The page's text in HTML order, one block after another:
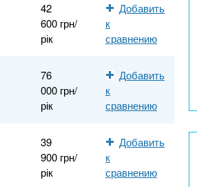
42
600 грн/
рік
Добавить
к
сравнению
76
000 грн/
рік
Добавить
к
сравнению
39
900 грн/
рік
Добавить
к
сравнению